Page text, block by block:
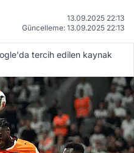
13.09.2025 22:13
Güncelleme: 13.09.2025 22:13
tercih edilen kaynak